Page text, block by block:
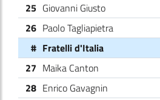
25 Giovanni Giusto
26 Paolo Tagliapietra
# Fratelli d'Italia
27 Maika Canton
28 Enrico Gavagnin